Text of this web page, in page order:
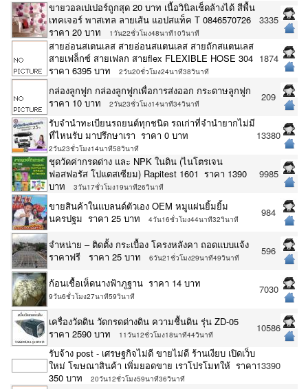
ขายวอลเปเปอร์ถูกสุด 20 บาท เนื้อวินิลเช็ดล้างได้ สีพื้น
เทคเจอร์ พาสเทล ลายเส้น แอปสแท็ค T 0846570726
ราคา 20 บาท
1วัน22ชั่วโมง48นาที10วินาที
3335
สายอ่อนสเตนเลส สายอ่อนสแตนเลส สายถักสแตนเลส
สายเฟล็กซ์ สายเฟลก สายflex FLEXIBLE HOSE 304
ราคา 6395 บาท
2วัน20ชั่วโมง24นาที38วินาที
1874
กล่องลูกฟูก กล่องลูกฟูกเพื่อการส่งออก กระดาษลูกฟูก
ราคา 10 บาท
2วัน23ชั่วโมง14นาที34วินาที
209
รับจำนำทะเบียนรถยนต์ทุกชนิด รถเก่าที่จำนำยากไม่มี
ที่ไหนรับ มาปรึกษาเรา ราคา 0 บาท
2วัน23ชั่วโมง14นาที58วินาที
13380
ชุดวัดค่ากรดด่าง และ NPK ในดิน (ไนโตรเจน
ฟอสฟอรัส โปแตสเซียม) Rapitest 1601 ราคา 1390
บาท
3วัน17ชั่วโมง19นาที26วินาที
9985
ขายสินค้าในแบลนด์ตัวเอง OEM หมูแผ่นยิ้มยิ้ม
นครปฐม ราคา 25 บาท
4วัน16ชั่วโมง44นาที32วินาที
984
จำหน่าย – ติดตั้ง กระเบื้อง โครงหลังคา ถอดแบบแจ้ง
ราคาฟรี ราคา 25 บาท
6วัน21ชั่วโมง29นาที49วินาที
596
ก้อนเชื้อเห็ดนางฟ้าภูฐาน ราคา 14 บาท
9วัน6ชั่วโมง27นาที59วินาที
7030
เครื่องวัดดิน วัดกรดด่างดิน ความชื้นดิน รุ่น ZD-05
ราคา 2590 บาท
11วัน12ชั่วโมง18นาที44วินาที
10586
รับจ้าง post - เศรษฐกิจไม่ดี ขายไม่ดี ร้านเงียบ เปิดเว็บ
ใหม่ โฆษณาสินค้า เพิ่มยอดขาย เราโปรโมทให้ ราคา
350 บาท
20วัน12ชั่วโมง59นาที36วินาที
13390